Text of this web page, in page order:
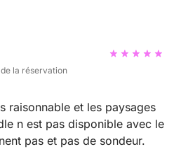
la réservation
raisonnable et les paysages
n est pas disponible avec le
pas et pas de sondeur.